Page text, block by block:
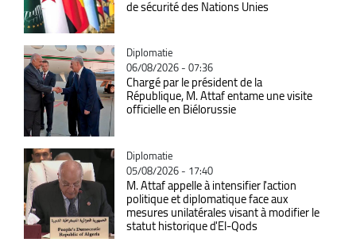
de sécurité des Nations Unies
Catégorie
Diplomatie
06/08/2026 - 07:36
Chargé par le président de la
République, M. Attaf entame une visite
officielle en Biélorussie
Catégorie
Diplomatie
05/08/2026 - 17:40
M. Attaf appelle à intensifier l'action
politique et diplomatique face aux
mesures unilatérales visant à modifier le
statut historique d'El-Qods